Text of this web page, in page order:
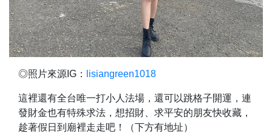
◎照片來源IG： lisiangreen1018
這裡還有全台唯一打小人法場，還可以跳格子開運，連
發財金也有特殊求法，想招財、求平安的朋友快收藏，
趁著假日到廟裡走走吧！（下方有地址）